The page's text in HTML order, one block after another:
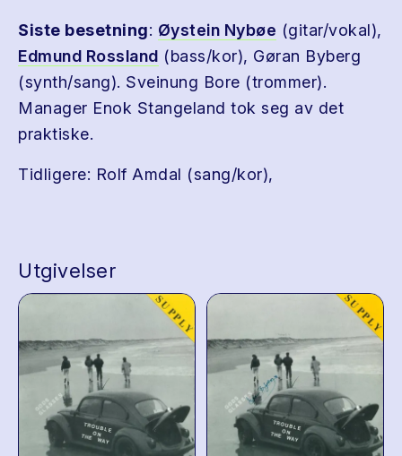
Siste besetning: Øystein Nybøe (gitar/vokal),
Edmund Rossland (bass/kor), Gøran Byberg
(synth/sang). Sveinung Bore (trommer).
Manager Enok Stangeland tok seg av det
praktiske.
Tidligere: Rolf Amdal (sang/kor),
Utgivelser